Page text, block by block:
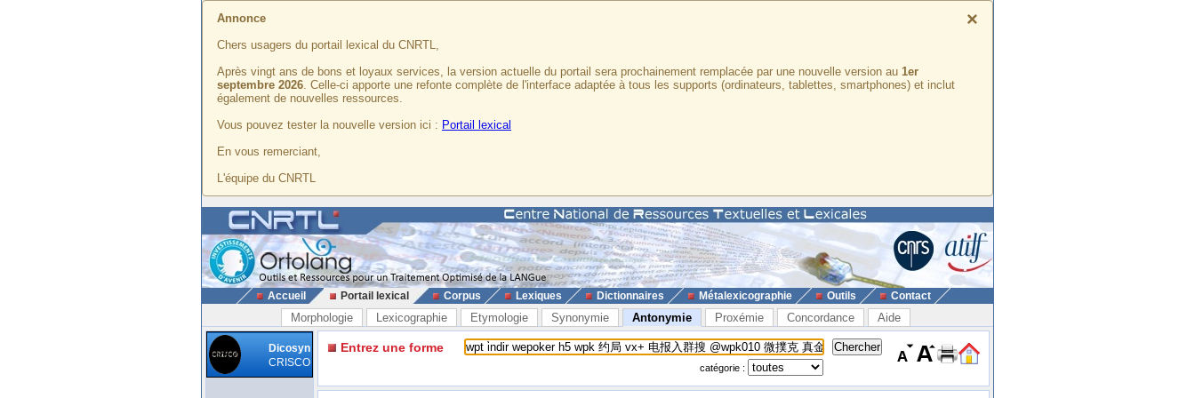
×
Annonce
Chers usagers du portail lexical du CNRTL,
Après vingt ans de bons et loyaux services, la version actuelle du portail sera prochainement remplacée par une nouvelle version au 1er
septembre 2026. Celle-ci apporte une refonte complète de l'interface adaptée à tous les supports (ordinateurs, tablettes, smartphones) et inclut
également de nouvelles ressources.
Vous pouvez tester la nouvelle version ici : Portail lexical
En vous remerciant,
L'équipe du CNRTL
Accueil Portail lexical Corpus Lexiques Dictionnaires Métalexicographie Outils Contact
Morphologie Lexicographie Etymologie Synonymie Antonymie Proxémie Concordance Aide
Dicosyn
CRISCO
Entrez une forme
catégorie :